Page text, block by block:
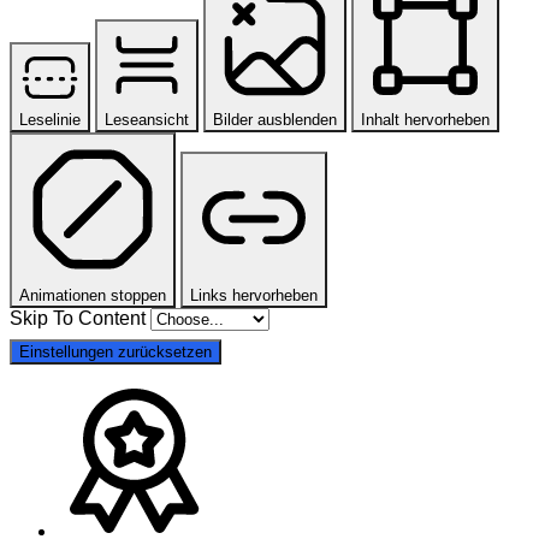
Leselinie Leseansicht Bilder ausblenden Inhalt hervorheben
Animationen stoppen Links hervorheben
Skip To Content
Einstellungen zurücksetzen